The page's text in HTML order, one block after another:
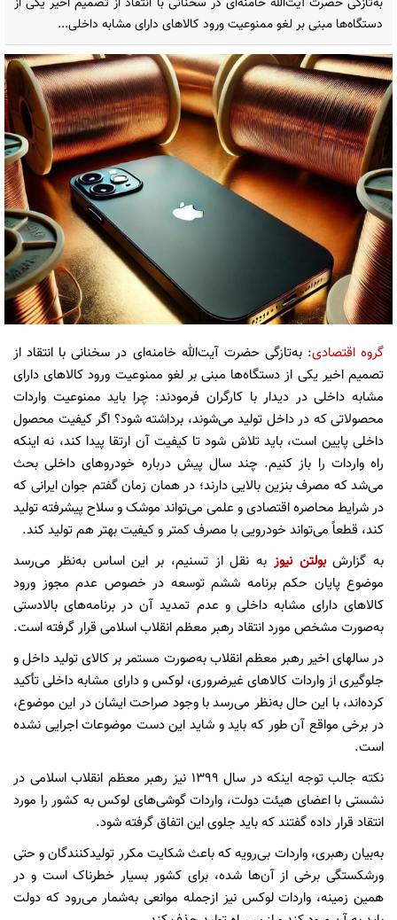
دستگاه‌ها مبنی بر لغو ممنوعیت ورود کالاهای دارای مشابه داخلی...
گروه اقتصادی: به‌تازگی حضرت آیت‌الله خامنه‌ای در سخنانی با انتقاد از
تصمیم اخیر یکی از دستگاه‌ها مبنی بر لغو ممنوعیت ورود کالاهای دارای
مشابه داخلی در دیدار با کارگران فرمودند: چرا باید ممنوعیت واردات
محصولاتی که در داخل تولید می‌شوند، برداشته شود؟ اگر کیفیت محصول
داخلی پایین است، باید تلاش شود تا کیفیت آن ارتقا پیدا کند، نه اینکه
راه واردات را باز کنیم. چند سال پیش درباره خودروهای داخلی بحث
می‌شد که مصرف بنزین بالایی دارند؛ در همان زمان گفتم جوان ایرانی که
در شرایط محاصره اقتصادی و علمی می‌تواند موشک و سلاح پیشرفته تولید
کند، قطعاً می‌تواند خودرویی با مصرف کمتر و کیفیت بهتر هم تولید کند.
به گزارشبولتن نیوز به نقل از تسنیم، بر این اساس به‌نظر می‌رسد
موضوع پایان حکم برنامه ششم توسعه در خصوص عدم مجوز ورود
کالاهای دارای مشابه داخلی و عدم تمدید آن در برنامه‌های بالادستی
به‌صورت مشخص مورد انتقاد رهبر معظم انقلاب اسلامی قرار گرفته است.
در سالهای اخیر رهبر معظم انقلاب به‌صورت مستمر بر کالای تولید داخل و
جلوگیری از واردات کالاهای غیرضروری،‌ لوکس و دارای مشابه داخلی تأکید
کرده‌اند، با این حال به‌نظر می‌رسد با وجود صراحت ایشان در این موضوع،
در برخی مواقع آن طور که باید و شاید این دست موضوعات اجرایی نشده
است.
نکته جالب توجه اینکه در سال 1399 نیز رهبر معظم انقلاب اسلامی در
نشستی با اعضای هیئت دولت، واردات گوشی‌های لوکس به کشور را مورد
انتقاد قرار داده گفتند که باید جلوی این اتفاق گرفته شود.
به‌بیان رهبری، واردات بی‌رویه که باعث شکایت مکرر تولیدکنندگان و حتی
ورشکستگی برخی از آن‌ها شده، برای کشور بسیار خطرناک است و در
همین زمینه، واردات لوکس نیز ازجمله موانعی به‌شمار می‌رود که دولت